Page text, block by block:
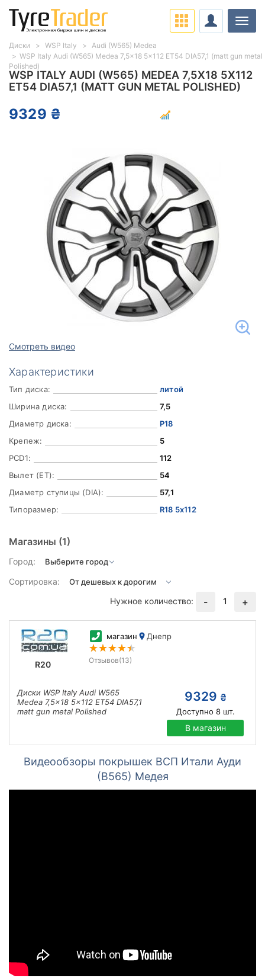
WSP ITALY AUDI (W565) MEDEA 7,5X18 5X112
ET54 DIA57,1 (MATT GUN METAL POLISHED)
9329 ₴
Смотреть видео
Характеристики
Тип диска:
литой
Ширина диска:
7,5
Диаметр диска:
Р18
Крепеж:
5
PCD1:
112
Вылет (ET):
54
Диаметр ступицы (DIA):
57,1
Типоразмер:
R18 5x112
Магазины (1)
Город:
Сортировка:
Нужное количество:
- 1 +
R20
магазин Днепр
Отзывов(13)
Диски WSP Italy Audi W565
Medea 7,5x18 5x112 ET54 DIA57,1
matt gun metal Polished
9329 ₴
Доступно 8шт.
В магазин
Видеообзоры покрышек ВСП Итали Ауди
(В565) Медея
Диски WSP Italy
Audi (W565) Medea
WSP Italy Audi (W565) Medea 7,5x18 5x112 ET54 DIA57,1 (matt gun metal
Polished)